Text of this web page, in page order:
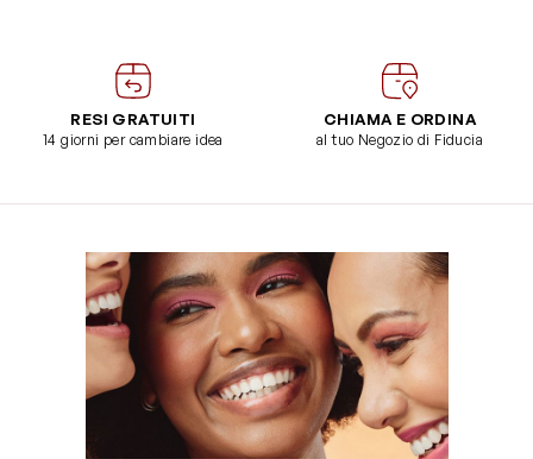
RESI GRATUITI
14 giorni per cambiare idea
CHIAMA E ORDINA
al tuo Negozio di Fiducia